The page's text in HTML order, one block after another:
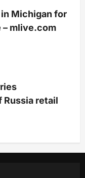
Michigan for
mlive.com
Russia retail